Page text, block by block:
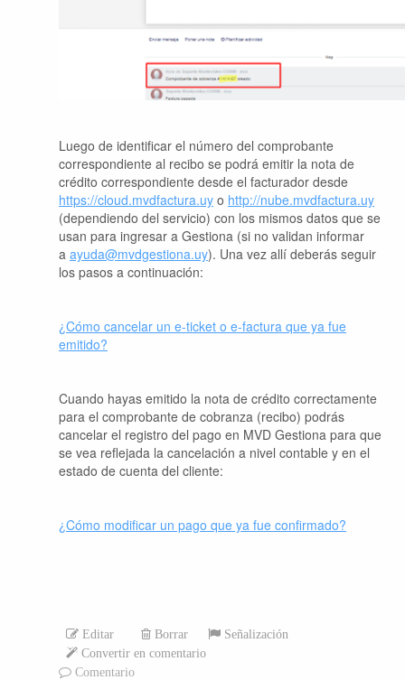
Luego de identificar el número del comprobante
correspondiente al recibo se podrá emitir la nota de
crédito correspondiente desde el facturador desde
https://cloud.mvdfactura.uy o http://nube.mvdfactura.uy
(dependiendo del servicio) con los mismos datos que se
usan para ingresar a Gestiona (si no validan informar
a ayuda@mvdgestiona.uy). Una vez allí deberás seguir
los pasos a continuación:
¿Cómo cancelar un e-ticket o e-factura que ya fue
emitido?
Cuando hayas emitido la nota de crédito correctamente
para el comprobante de cobranza (recibo) podrás
cancelar el registro del pago en MVD Gestiona para que
se vea reflejada la cancelación a nivel contable y en el
estado de cuenta del cliente:
¿Cómo modificar un pago que ya fue confirmado?
Editar Borrar
Señalización
Convertir en comentario
Comentario